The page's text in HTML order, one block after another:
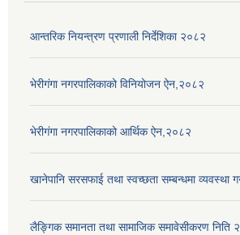
आन्तरिक नियन्त्रण प्रणाली निर्देशिका २०८२
भेरीगंगा नगरपालिकाको विनियोजन ऐन,२०८२
भेरीगंगा नगरपालिकाको आर्थिक ऐन,२०८२
खानेपानि सरसफाई तथा स्वच्छता सम्बन्धमा व्यवस्था
लैङ्गिक समानता तथा सामाजिक समावेसीकरण निति